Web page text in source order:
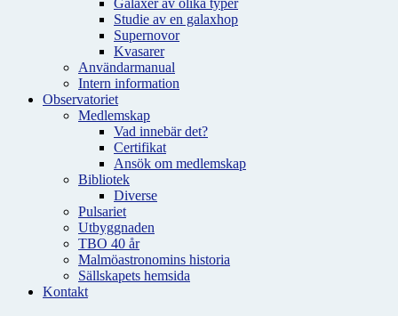
Galaxer av olika typer
Studie av en galaxhop
Supernovor
Kvasarer
Användarmanual
Intern information
Observatoriet
Medlemskap
Vad innebär det?
Certifikat
Ansök om medlemskap
Bibliotek
Diverse
Pulsariet
Utbyggnaden
TBO 40 år
Malmöastronomins historia
Sällskapets hemsida
Kontakt